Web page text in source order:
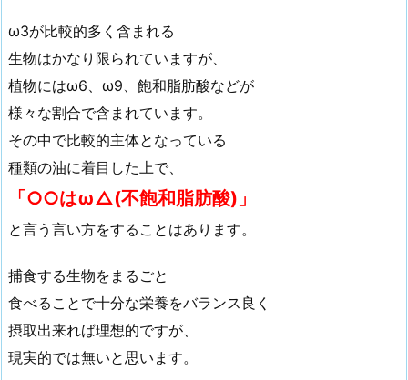
ω3が比較的多く含まれる
生物はかなり限られていますが、
植物にはω6、ω9、飽和脂肪酸などが
様々な割合で含まれています。
その中で比較的主体となっている
種類の油に着目した上で、
「○○はω△(不飽和脂肪酸)」
と言う言い方をすることはあります。
捕食する生物をまるごと
食べることで十分な栄養をバランス良く
摂取出来れば理想的ですが、
現実的では無いと思います。